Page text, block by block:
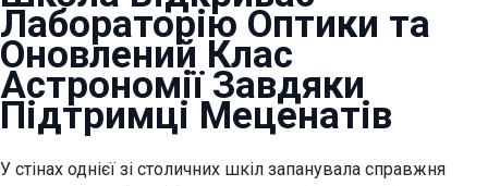
Лабораторію Оптики та
Оновлений Клас
Астрономії Завдяки
Підтримці Меценатів
У стінах однієї зі столичних шкіл запанувала справжня